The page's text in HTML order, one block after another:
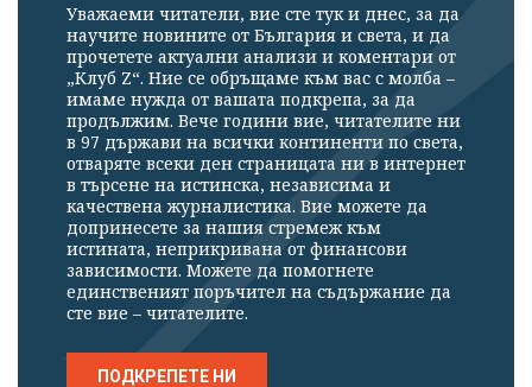
Уважаеми читатели, вие сте тук и днес, за да
научите новините от България и света, и да
прочетете актуални анализи и коментари от
„Клуб Z“. Ние се обръщаме към вас с молба –
имаме нужда от вашата подкрепа, за да
продължим. Вече години вие, читателите ни
в 97 държави на всички континенти по света,
отваряте всеки ден страницата ни в интернет
в търсене на истинска, независима и
качествена журналистика. Вие можете да
допринесете за нашия стремеж към
истината, неприкривана от финансови
зависимости. Можете да помогнете
единственият поръчител на съдържание да
сте вие – читателите.
ПОДКРЕПЕТЕ НИ